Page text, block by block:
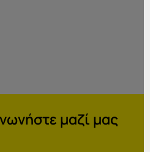
μαζί μας